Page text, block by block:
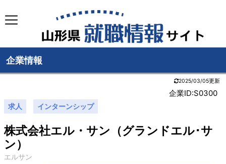
企業情報
2025/03/05更新
企業ID:S0300
求人 インターンシップ
株式会社エル・サン（グランドエル･サ
ン）
エルサン